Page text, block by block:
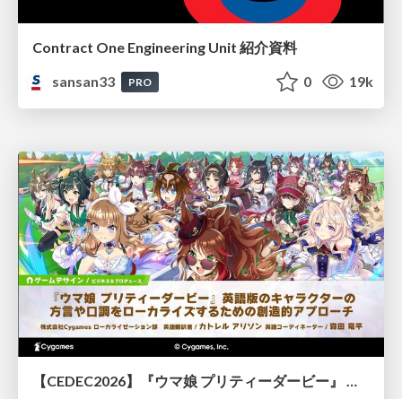
Contract One Engineering Unit 紹介資料
sansan33
PRO 0 19k
【CEDEC2026】『ウマ娘 プリティーダービー』 英語版のキャラクターの方言や口調をローカライズするための創造的アプローチ